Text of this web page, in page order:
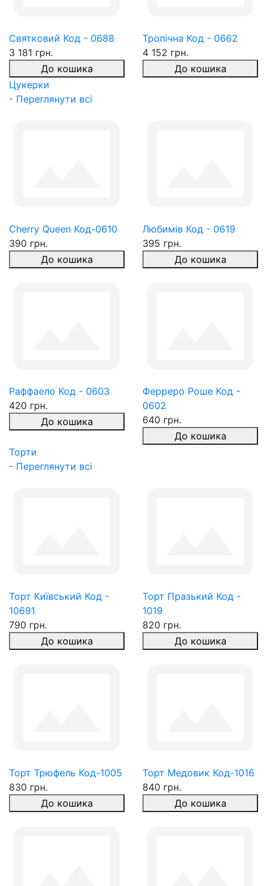
Святковий Код - 0688
3 181 грн.
До кошика
Тропічна Код - 0662
4 152 грн.
До кошика
Цукерки
- Переглянути всі
Cherry Queen Код-0610
390 грн.
До кошика
Любимів Код - 0619
395 грн.
До кошика
Раффаело Код - 0603
420 грн.
До кошика
Ферреро Роше Код -
0602
640 грн.
До кошика
Торти
- Переглянути всі
Торт Київський Код -
10691
790 грн.
До кошика
Торт Празький Код -
1019
820 грн.
До кошика
Торт Трюфель Код-1005
830 грн.
До кошика
Торт Медовик Код-1016
840 грн.
До кошика